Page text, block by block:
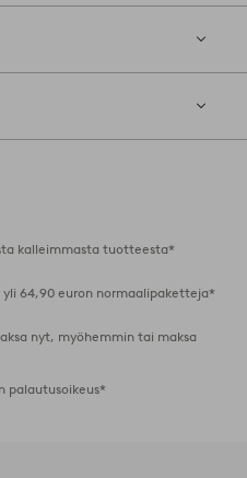
kalleimmasta tuotteesta*
yli 64,90 euron normaalipaketteja*
nyt, myöhemmin tai maksa
palautusoikeus*